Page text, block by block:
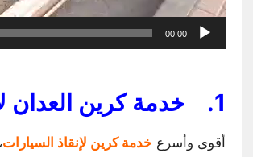
00:00
1. خدمة كرين العدان
أقوى وأسرع خدمة كرين لإنقاذ السيارات